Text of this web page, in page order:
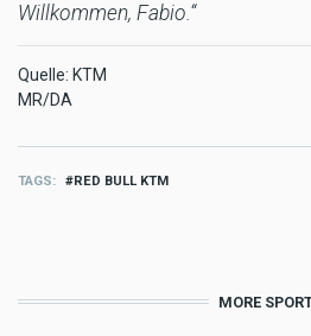
Willkommen, Fabio.“
Quelle: KTM
MR/DA
TAGS RED BULL KTM
MORE